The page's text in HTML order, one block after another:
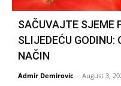
SAČUVAJTE SJEME
SLIJEDEĆU
NAČIN
Admir Demirovic - August 3,